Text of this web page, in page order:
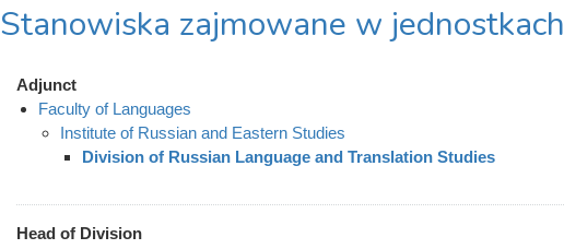
Stanowiska zajmowane w jednostkach
Adjunct
Faculty of Languages
Institute of Russian and Eastern Studies
Division of Russian Language and Translation Studies
Head of Division